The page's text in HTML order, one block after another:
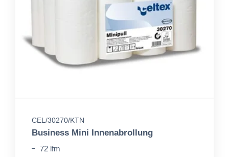
CEL/30270/KTN
Business Mini Innenabrollung
72 lfm